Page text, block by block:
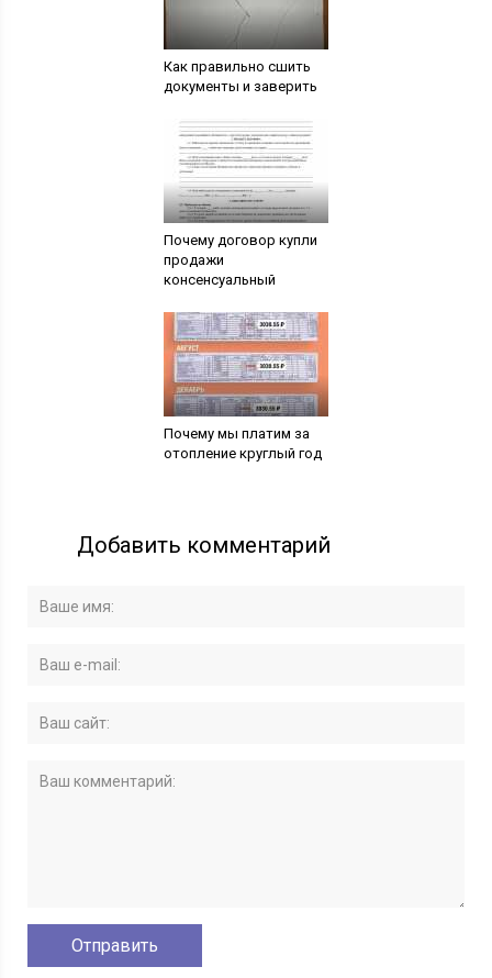
Как правильно сшить
документы и заверить
Почему договор купли
продажи
консенсуальный
Почему мы платим за
отопление круглый год
Добавить комментарий